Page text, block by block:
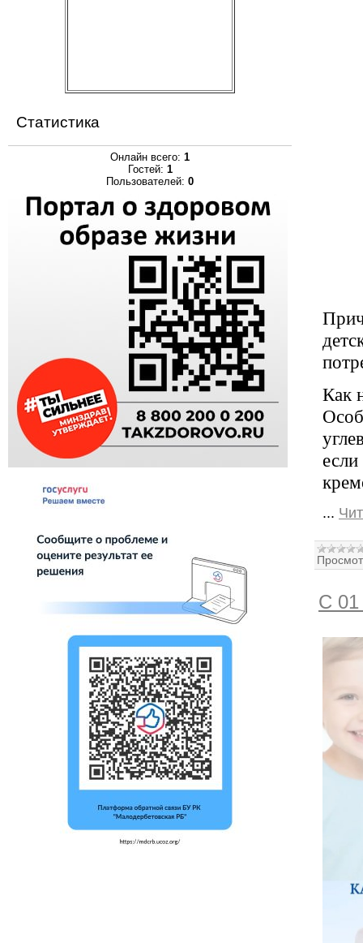
Статистика
Онлайн всего: 1
Гостей: 1
Пользователей: 0
Как
...
С 01